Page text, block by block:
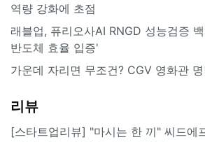
역량 강화에 초점
래블업, 퓨리오사AI RNGD 성능검증 백
반도체 효율 입증'
가운데 자리면 무조건? CGV 영화관
리뷰
[스타트업리뷰] "마시는 한 끼" 씨드에